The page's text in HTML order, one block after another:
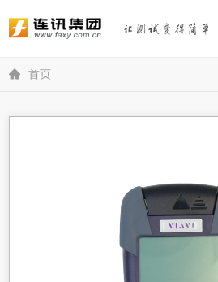
 首页